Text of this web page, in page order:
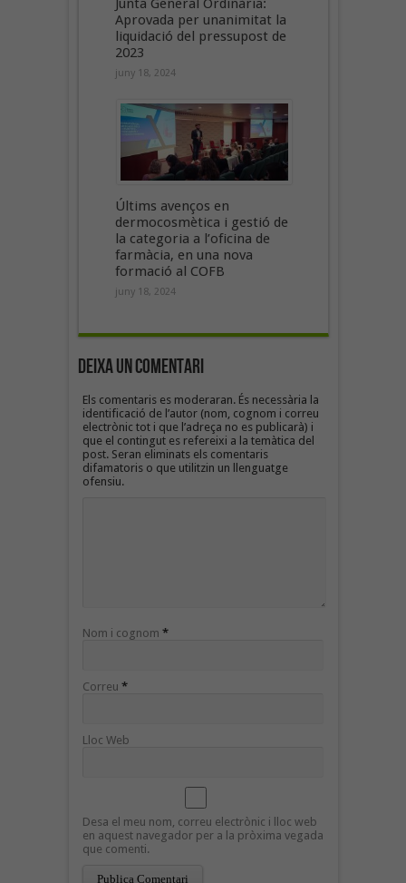
Junta General Ordinària:
Aprovada per unanimitat la
liquidació del pressupost de
2023
juny 18, 2024
Últims avenços en
dermocosmètica i gestió de
la categoria a l’oficina de
farmàcia, en una nova
formació al COFB
juny 18, 2024
Deixa un Comentari
Els comentaris es moderaran. És necessària la
identificació de l’autor (nom, cognom i correu
electrònic tot i que l’adreça no es publicarà) i
que el contingut es refereixi a la temàtica del
post. Seran eliminats els comentaris
difamatoris o que utilitzin un llenguatge
ofensiu.
Nom i cognom *
Correu *
Lloc Web
Desa el meu nom, correu electrònic i lloc web
en aquest navegador per a la pròxima vegada
que comenti.